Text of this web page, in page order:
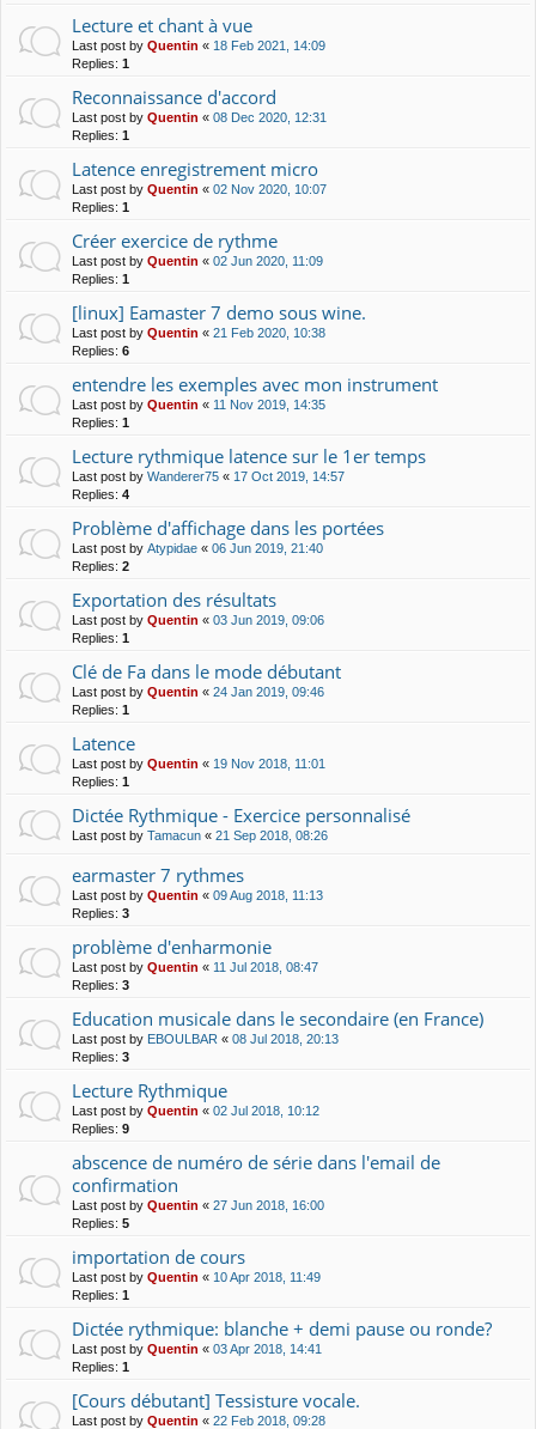
Lecture et chant à vue
Last post by Quentin « 18 Feb 2021, 14:09
Replies: 1
Reconnaissance d'accord
Last post by Quentin « 08 Dec 2020, 12:31
Replies: 1
Latence enregistrement micro
Last post by Quentin « 02 Nov 2020, 10:07
Replies: 1
Créer exercice de rythme
Last post by Quentin « 02 Jun 2020, 11:09
Replies: 1
[linux] Eamaster 7 demo sous wine.
Last post by Quentin « 21 Feb 2020, 10:38
Replies: 6
entendre les exemples avec mon instrument
Last post by Quentin « 11 Nov 2019, 14:35
Replies: 1
Lecture rythmique latence sur le 1er temps
Last post by Wanderer75 « 17 Oct 2019, 14:57
Replies: 4
Problème d'affichage dans les portées
Last post by Atypidae « 06 Jun 2019, 21:40
Replies: 2
Exportation des résultats
Last post by Quentin « 03 Jun 2019, 09:06
Replies: 1
Clé de Fa dans le mode débutant
Last post by Quentin « 24 Jan 2019, 09:46
Replies: 1
Latence
Last post by Quentin « 19 Nov 2018, 11:01
Replies: 1
Dictée Rythmique - Exercice personnalisé
Last post by Tamacun « 21 Sep 2018, 08:26
earmaster 7 rythmes
Last post by Quentin « 09 Aug 2018, 11:13
Replies: 3
problème d'enharmonie
Last post by Quentin « 11 Jul 2018, 08:47
Replies: 3
Education musicale dans le secondaire (en France)
Last post by EBOULBAR « 08 Jul 2018, 20:13
Replies: 3
Lecture Rythmique
Last post by Quentin « 02 Jul 2018, 10:12
Replies: 9
abscence de numéro de série dans l'email de
confirmation
Last post by Quentin « 27 Jun 2018, 16:00
Replies: 5
importation de cours
Last post by Quentin « 10 Apr 2018, 11:49
Replies: 1
Dictée rythmique: blanche + demi pause ou ronde?
Last post by Quentin « 03 Apr 2018, 14:41
Replies: 1
[Cours débutant] Tessisture vocale.
Last post by Quentin « 22 Feb 2018, 09:28